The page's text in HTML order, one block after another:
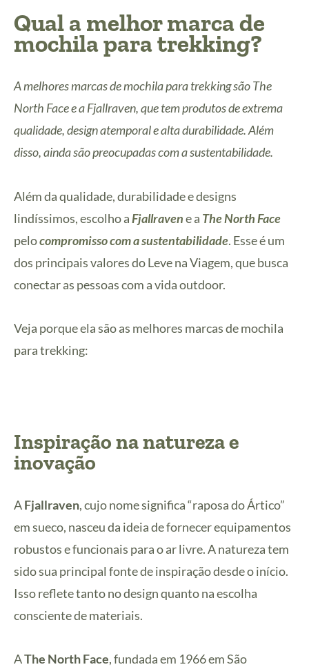
Qual a melhor marca de
mochila para trekking?
A melhores marcas de mochila para trekking são The
North Face e a Fjallraven, que tem produtos de extrema
qualidade, design atemporal e alta durabilidade. Além
disso, ainda são preocupadas com a sustentabilidade.
Além da qualidade, durabilidade e designs
lindíssimos, escolho aFjallravene a The North Face
pelocompromisso com a sustentabilidade. Esse é um
dos principais valores do Leve na Viagem, que busca
conectar as pessoas com a vida outdoor.
Veja porque ela são as melhores marcas de mochila
para trekking:
Inspiração na natureza e
inovação
AFjallraven, cujo nome significa “raposa do Ártico”
em sueco, nasceu da ideia de fornecer equipamentos
robustos e funcionais para o ar livre. A natureza tem
sido sua principal fonte de inspiração desde o início.
Isso reflete tanto no design quanto na escolha
consciente de materiais.
AThe North Face, fundada em 1966 em São